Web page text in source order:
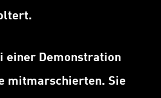
einer Demonstration
mitmarschierten. Sie